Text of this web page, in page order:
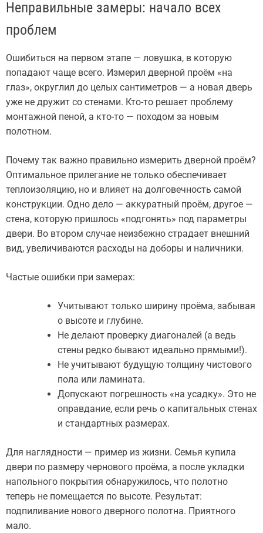
Неправильные замеры: начало всех
проблем
Ошибиться на первом этапе — ловушка, в которую
попадают чаще всего. Измерил дверной проём «на
глаз», округлил до целых сантиметров — а новая дверь
уже не дружит со стенами. Кто-то решает проблему
монтажной пеной, а кто-то — походом за новым
полотном.
Почему так важно правильно измерить дверной проём?
Оптимальное прилегание не только обеспечивает
теплоизоляцию, но и влияет на долговечность самой
конструкции. Одно дело — аккуратный проём, другое —
стена, которую пришлось «подгонять» под параметры
двери. Во втором случае неизбежно страдает внешний
вид, увеличиваются расходы на доборы и наличники.
Частые ошибки при замерах:
Учитывают только ширину проёма, забывая
о высоте и глубине.
Не делают проверку диагоналей (а ведь
стены редко бывают идеально прямыми!).
Не учитывают будущую толщину чистового
пола или ламината.
Допускают погрешность «на усадку». Это не
оправдание, если речь о капитальных стенах
и стандартных размерах.
Для наглядности — пример из жизни. Семья купила
двери по размеру чернового проёма, а после укладки
напольного покрытия обнаружилось, что полотно
теперь не помещается по высоте. Результат:
подпиливание нового дверного полотна. Приятного
мало.